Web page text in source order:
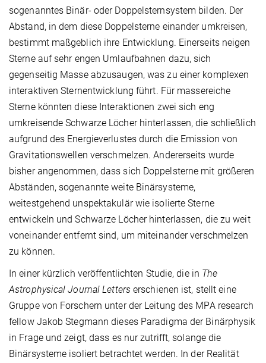
sogenanntes Binär- oder Doppelsternsystem bilden. Der
Abstand, in dem diese Doppelsterne einander umkreisen,
bestimmt maßgeblich ihre Entwicklung. Einerseits neigen
Sterne auf sehr engen Umlaufbahnen dazu, sich
gegenseitig Masse abzusaugen, was zu einer komplexen
interaktiven Sternentwicklung führt. Für massereiche
Sterne könnten diese Interaktionen zwei sich eng
umkreisende Schwarze Löcher hinterlassen, die schließlich
aufgrund des Energieverlustes durch die Emission von
Gravitationswellen verschmelzen. Andererseits wurde
bisher angenommen, dass sich Doppelsterne mit größeren
Abständen, sogenannte weite Binärsysteme,
weitestgehend unspektakulär wie isolierte Sterne
entwickeln und Schwarze Löcher hinterlassen, die zu weit
voneinander entfernt sind, um miteinander verschmelzen
zu können.
In einer kürzlich veröffentlichten Studie, die in The
Astrophysical Journal Letters erschienen ist, stellt eine
Gruppe von Forschern unter der Leitung des MPA research
fellow Jakob Stegmann dieses Paradigma der Binärphysik
in Frage und zeigt, dass es nur zutrifft, solange die
Binärsysteme isoliert betrachtet werden. In der Realität